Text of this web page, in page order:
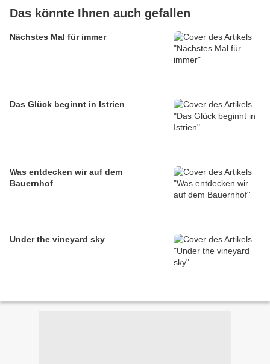
Das könnte Ihnen auch gefallen
Nächstes Mal für immer
Das Glück beginnt in Istrien
Was entdecken wir auf dem
Bauernhof
Under the vineyard sky